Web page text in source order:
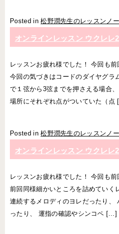
Posted in 松野潤先生のレッスンノ
オンラインレッスン ウクレレ
レッスンお疲れ様でした！ 今回も前
今回の気づきはコードのダイヤグラ
で１弦から3弦までを押さえる場合
場所にそれぞれ点がついていた（点
Posted in 松野潤先生のレッスンノ
オンラインレッスン ウクレレ
レッスンお疲れ様でした！ 今回も前
前回同様細かいところを詰めていく
連続するメロディのヨレだったり、
ったり、 運指の確認やシンコペ […]